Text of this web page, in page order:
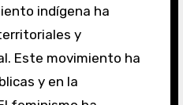
indígena ha
y
Este movimiento ha
y en la